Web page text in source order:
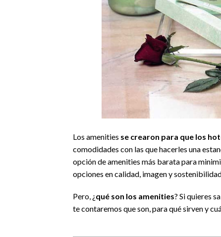
Los amenities se crearon para que los
comodidades con las que hacerles una
opción de amenities más barata para
opciones en calidad, imagen y
Pero, ¿qué son los amenities? Si quieres
te contaremos que son, para qué sirven y